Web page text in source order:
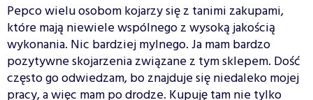
Pepco wielu osobom kojarzy się z tanimi zakupami,
które mają niewiele wspólnego z wysoką jakością
wykonania. Nic bardziej mylnego. Ja mam bardzo
pozytywne skojarzenia związane z tym sklepem. Dość
często go odwiedzam, bo znajduje się niedaleko mojej
pracy, a więc mam po drodze. Kupuję tam nie tylko